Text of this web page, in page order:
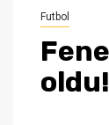
Futbol